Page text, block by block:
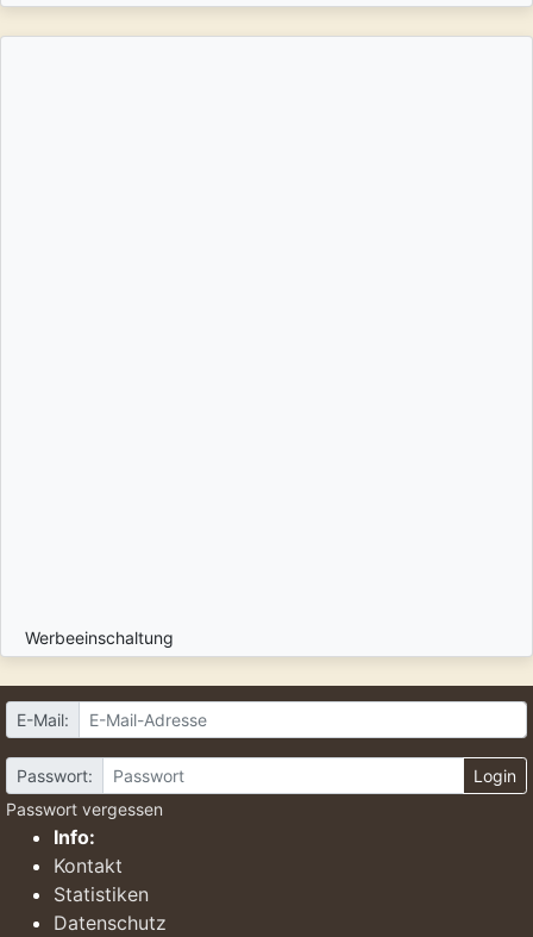
Werbeeinschaltung
E-Mail:
Passwort:
Login
Passwort vergessen
Info:
Kontakt
Statistiken
Datenschutz